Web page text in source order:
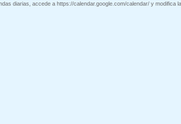
diarias, accede a https://calendar.google.com/calendar/ y modifica